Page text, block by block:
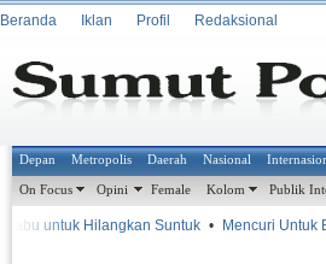
Beranda Iklan Profil Redaksional
Depan Metropolis Daerah Nasional
On Focus Opini Female Kolom Publik
untuk Hilangkan Suntuk • Mencuri Untuk